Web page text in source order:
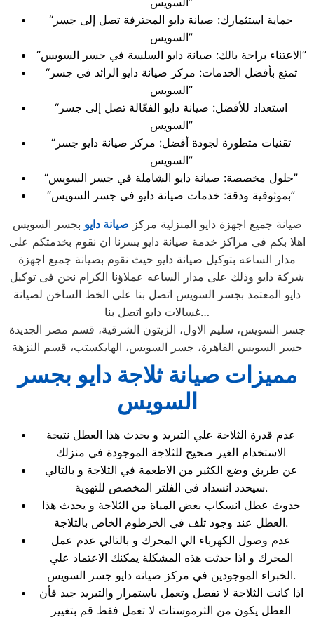
“حماية استثمارك: صيانة دايو المحترفة تصل إلى جسر
السويس”
“الاعتناء براحة بالك: صيانة دايو السلسة في جسر السويس”
“تمتع بأفضل الخدمات: مركز صيانة دايو الرائد في جسر
السويس”
“استعداد للأفضل: صيانة دايو الفعّالة تصل إلى جسر
السويس”
“تقنيات متطورة لجودة أفضل: مركز صيانة دايو جسر
السويس”
“حلول مخصصة: صيانة دايو الشاملة في جسر السويس”
“بموثوقية ودقة: خدمات صيانة دايو في جسر السويس”
صيانة جميع اجهزة دايو المنزلية مركز صيانة دايو بجسر السويس
اهلا بكم فى مراكز خدمة صيانة دايو يسرنا ان نقوم بخدمتكم على
مدار الساعه بتوكيل صيانة دايو حيث نقوم بصيانة جميع اجهزة
شركة دايو وذلك على مدار الساعه عملاؤنا الكرام نحن فى توكيل
دايو المعتمد بجسر السويس اتصل بنا على الخط الساخن لصيانة
غسالات دايو اتصل بنا…
جسر السويس، سليم الاول، الزيتون الشرقية، قسم مصر الجديدة
جسر السويس القاهرة، جسر السويس، الهايكستب، قسم النزهة
مميزات صيانة ثلاجة دايو بجسر
السويس
عدم قدرة الثلاجة علي التبريد و يحدث هذا العطل نتيجة
الاستخدام الغير صحيح للثلاجة الموجودة في منزلك
عن طريق وضع الكثير من الاطعمة في الثلاجة و بالتالي
سيحدد انسداد في الفلتر المخصص للتهوية.
حدوث عطل انسكاب بعض المياة من الثلاجة و يحدث هذا
العطل عند وجود تلف في الخرطوم الخاص بالثلاجة.
عدم وصول الكهرباء الي المحرك و بالتالي عدم عمل
المحرك و اذا حدثت هذه المشكلة يمكنك الاعتماد علي
الخبراء الموجودين في مركز صيانه دايو جسر السويس.
اذا كانت الثلاجة لا تفصل وتعمل باستمرار والتبريد جيد فأن
العطل يكون من الثرموستات لا تعمل فقط قم بتغيير